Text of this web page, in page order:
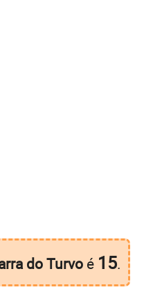
do Turvo é 15.